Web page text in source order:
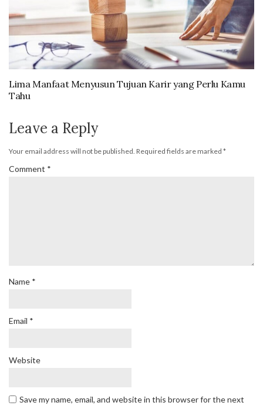
Lima Manfaat Menyusun Tujuan Karir yang Perlu Kamu
Tahu
Leave a Reply
Your email address will not be published. Required fields are marked *
Comment *
Name *
Email *
Website
Save my name, email, and website in this browser for the next